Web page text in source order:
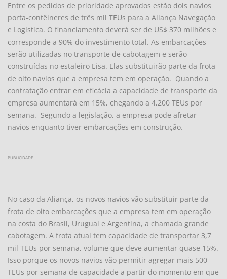
Entre os pedidos de prioridade aprovados estão dois navios
porta-contêineres de três mil TEUs para a Aliança Navegação
e Logística. O financiamento deverá ser de US$ 370 milhões e
corresponde a 90% do investimento total. As embarcações
serão utilizadas no transporte de cabotagem e serão
construídas no estaleiro Eisa. Elas substituirão parte da frota
de oito navios que a empresa tem em operação. Quando a
contratação entrar em eficácia a capacidade de transporte da
empresa aumentará em 15%, chegando a 4,200 TEUs por
semana. Segundo a legislação, a empresa pode afretar
navios enquanto tiver embarcações em construção.
PUBLICIDADE
No caso da Aliança, os novos navios vão substituir parte da
frota de oito embarcações que a empresa tem em operação
na costa do Brasil, Uruguai e Argentina, a chamada grande
cabotagem. A frota atual tem capacidade de transportar 3,7
mil TEUs por semana, volume que deve aumentar quase 15%.
Isso porque os novos navios vão permitir agregar mais 500
TEUs por semana de capacidade a partir do momento em que